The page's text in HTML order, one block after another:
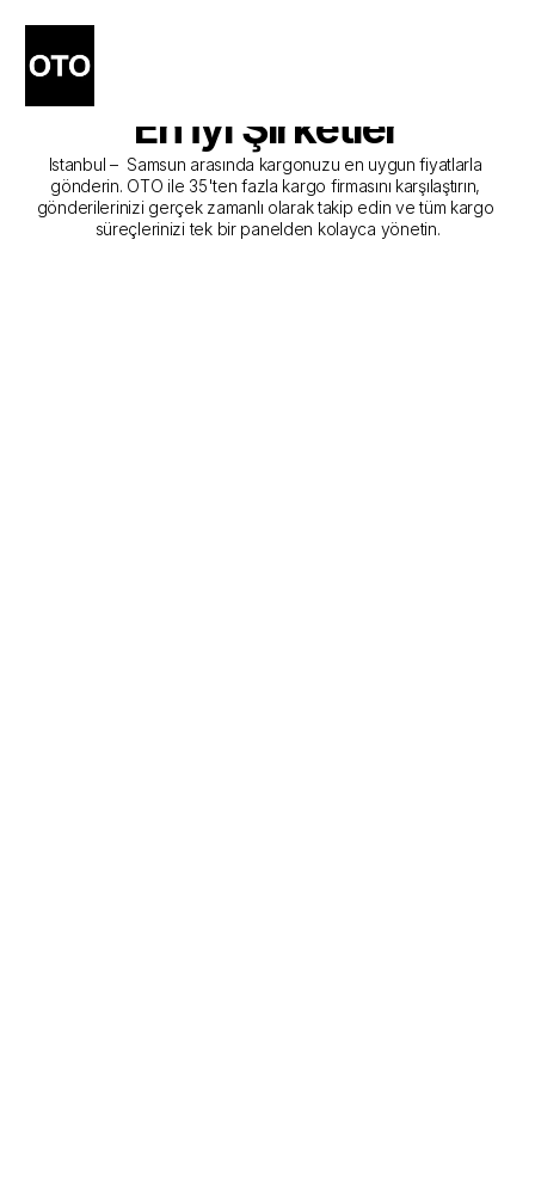
Istanbul - Samsun Kargo
Gönderim Hizmeti Sunan
En İyi Şirketler
Istanbul –  Samsun arasında kargonuzu en uygun fiyatlarla
gönderin. OTO ile 35'ten fazla kargo firmasını karşılaştırın,
gönderilerinizi gerçek zamanlı olarak takip edin ve tüm kargo
süreçlerinizi tek bir panelden kolayca yönetin.